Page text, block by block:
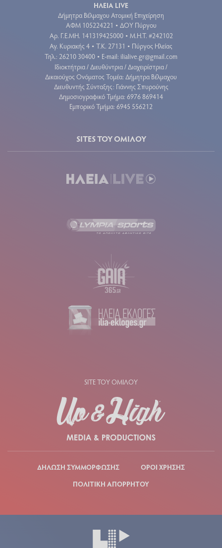
ΗΛΕΙΑ LIVE
Δήμητρα Βέλμαχου Ατομική Επιχείρηση
ΑΦΜ 105224221 • ΔΟΥ Πύργου
Aρ. Γ.Ε.ΜΗ. 141319425000 • Μ.Η.Τ. #242102
Αγ. Κυριακής 4 • Τ.Κ. 27131 • Πύργος Ηλείας
Τηλ.: 26210 30400 • E-mail: ilialive.gr@gmail.com
Ιδιοκτήτρια / Διευθύντρια / Διαχειρίστρια /
Δικαιούχος Ονόματος Τομέα: Δήμητρα Βέλμαχου
Διευθυντής Σύνταξης: Γιάννης Σπυρούνης
Δημοσιογραφικό Τμήμα: 6976 869414
Εμπορικό Τμήμα: 6945 556212
SITES ΤΟΥ ΟΜΙΛΟΥ
SITE ΤΟΥ ΟΜΙΛΟΥ
ΔΗΛΩΣΗ ΣΥΜΜΟΡΦΩΣΗΣ
ΟΡΟΙ ΧΡΗΣΗΣ
ΠΟΛΙΤΙΚΗ ΑΠΟΡΡΗΤΟΥ